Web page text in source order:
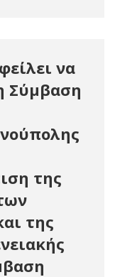
να
Σύμβαση
της
της